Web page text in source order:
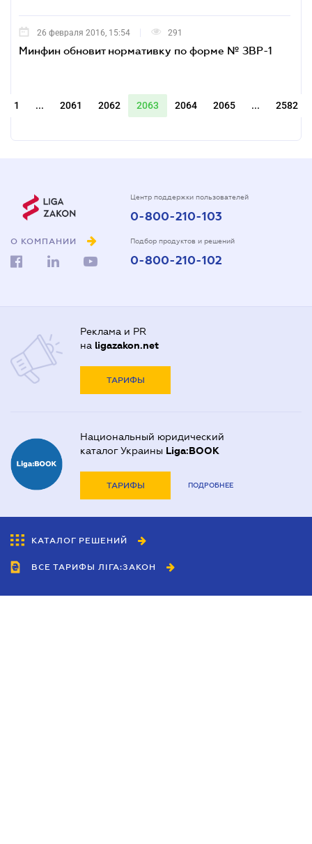
26 февраля 2016, 15:54 291
Минфин обновит нормативку по форме № ЗВР-1
1 ... 2061 2062 2063 2064 2065 ... 2582
О КОМПАНИИ
Центр поддержки пользователей
0-800-210-103
Подбор продуктов и решений
0-800-210-102
Реклама и PR
на ligazakon.net
ТАРИФЫ
Национальный юридический
каталог Украины Liga:BOOK
ТАРИФЫ ПОДРОБНЕЕ
КАТАЛОГ РЕШЕНИЙ
ВСЕ ТАРИФЫ ЛІГА:ЗАКОН